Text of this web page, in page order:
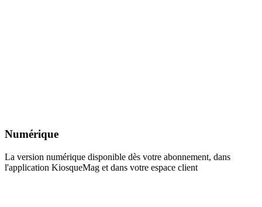
Numérique
La version numérique disponible dès votre abonnement, dans
l'application KiosqueMag et dans votre espace client